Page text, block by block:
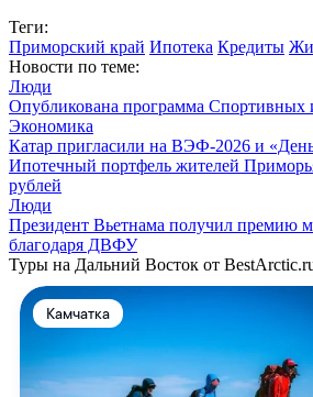
Теги:
Приморский край Ипотека Кредиты
Новости по теме:
Люди
Опубликована программа
Экономика
Катар пригласили на ВЭФ-2026 и
Ипотечный портфель жителей
рублей
Люди
Президент Вьетнама получил премию
благодаря ДВФУ
Туры на Дальний Восток от